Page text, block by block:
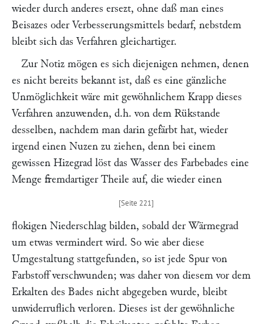
wieder durch anderes ersezt, ohne daß man eines
Beisazes oder Verbesserungsmittels bedarf, nebstdem
bleibt sich das Verfahren gleichartiger.
Zur Notiz mögen es sich diejenigen nehmen, denen
es nicht bereits bekannt ist, daß es eine gänzliche
Unmöglichkeit wäre mit gewöhnlichem Krapp dieses
Verfahren anzuwenden, d.h. von dem Rükstande
desselben, nachdem man darin gefärbt hat, wieder
irgend einen Nuzen zu ziehen, denn bei einem
gewissen Hizegrad löst das Wasser des Farbebades eine
Menge fremdartiger Theile auf, die wieder einen
flokigen Niederschlag bilden, sobald der Wärmegrad
um etwas vermindert wird. So wie aber diese
Umgestaltung stattgefunden, so ist jede Spur von
Farbstoff verschwunden; was daher von diesem vor dem
Erkalten des Bades nicht abgegeben wurde, bleibt
unwiderruflich verloren. Dieses ist der gewöhnliche